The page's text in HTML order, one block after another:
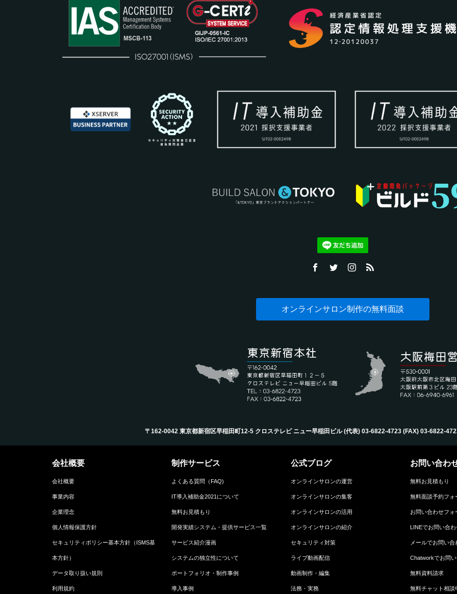
オンラインサロン制作の無料面談
〒162-0042 東京都新宿区早稲田町12-5 クロステレビ ニュー早稲田ビル (代表) 03-6822-4723‬ (FAX) 03-6822-
会社概要
会社概要
事業内容
企業理念
個人情報保護方針
セキュリティポリシー基本方針（ISMS基
本方針）
データ取り扱い規則
利用規約
制作サービス
よくある質問（FAQ)
IT導入補助金2021について
無料お見積もり
開発実績システム・提供サービス一覧
サービス紹介漫画
システムの独立性について
ポートフォリオ・制作事例
導入事例
公式ブログ
オンラインサロンの運営
オンラインサロンの集客
オンラインサロンの活用
オンラインサロンの紹介
セキュリティ対策
ライブ動画配信
動画制作・編集
法務・実務
お問い合わ
無料お見積もり
無料面談予約フォ
お問い合わせフォ
LINEでお問い合わ
メールでお問い合
Chatworkでお問
無料資料請求
無料チャット相談